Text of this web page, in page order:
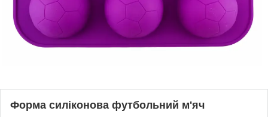
Форма силіконова футбольний м'яч